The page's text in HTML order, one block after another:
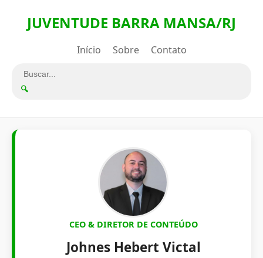
JUVENTUDE BARRA MANSA/RJ
Início Sobre Contato
🔍
CEO & DIRETOR DE CONTEÚDO
Johnes Hebert Victal